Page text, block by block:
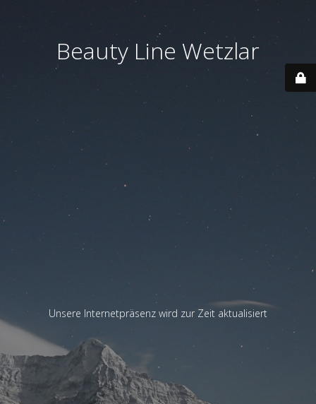
Beauty Line Wetzlar
Unsere Internetpräsenz wird zur Zeit aktualisiert